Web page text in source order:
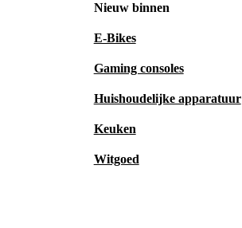
Nieuw binnen
E-Bikes
Gaming consoles
Huishoudelijke apparatuur
Keuken
Witgoed